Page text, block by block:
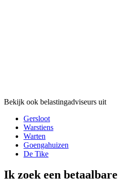
Bekijk ook belastingadviseurs uit
Gersloot
Warstiens
Warten
Goengahuizen
De Tike
Ik zoek een